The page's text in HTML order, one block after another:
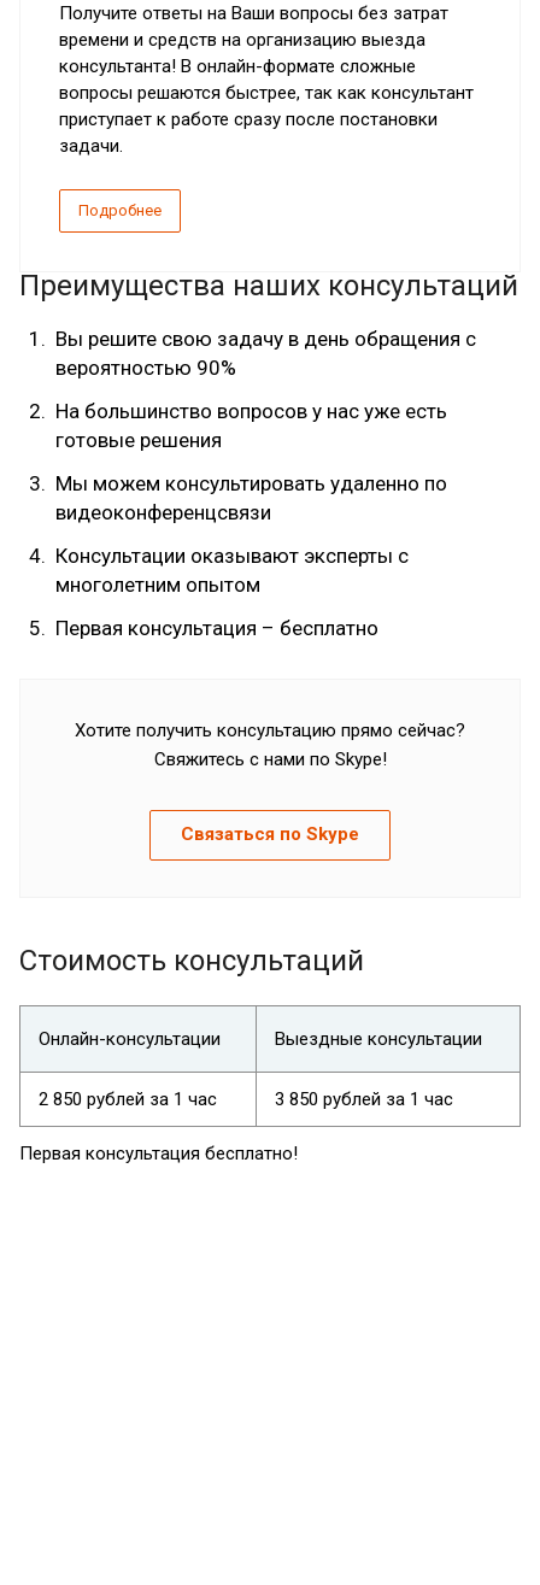
Получите ответы на Ваши вопросы без затрат
времени и средств на организацию выезда
консультанта! В онлайн-формате сложные
вопросы решаются быстрее, так как консультант
приступает к работе сразу после постановки
задачи.
Подробнее
Преимущества наших консультаций
Вы решите свою задачу в день обращения с
вероятностью 90%
На большинство вопросов у нас уже есть
готовые решения
Мы можем консультировать удаленно по
видеоконференцсвязи
Консультации оказывают эксперты с
многолетним опытом
Первая консультация – бесплатно
Хотите получить консультацию прямо сейчас?
Свяжитесь с нами по Skype!
Связаться по Skype
Стоимость консультаций
Онлайн-консультации Выездные консультации
2 850 рублей за 1 час 3 850 рублей за 1 час
Первая консультация бесплатно!